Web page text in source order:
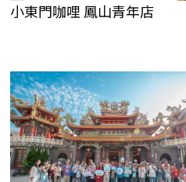
小東門咖哩 鳳山青年店